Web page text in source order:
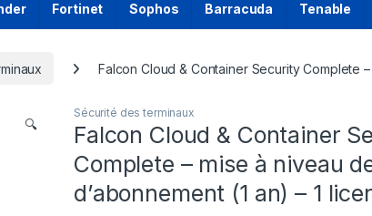
Fortinet Sophos Barracuda Tenable
Falcon Cloud & Container Security Complete
🔍
Sécurité des terminaux
Falcon Cloud & Container
Complete – mise à niveau
d’abonnement (1 an) – 1